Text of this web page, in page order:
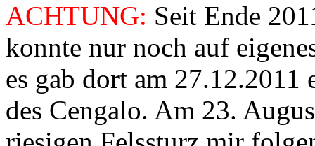
ACHTUNG: Seit Ende
konnte nur noch auf
es gab dort am 27.12.2011
des Cengalo. Am 23.